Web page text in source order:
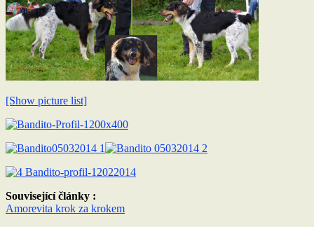
[Show picture list]
Související články :
Amorevita krok za krokem